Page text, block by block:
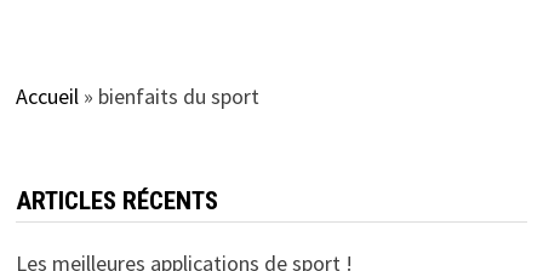
Accueil » bienfaits du sport
ARTICLES RÉCENTS
Les meilleures applications de sport !